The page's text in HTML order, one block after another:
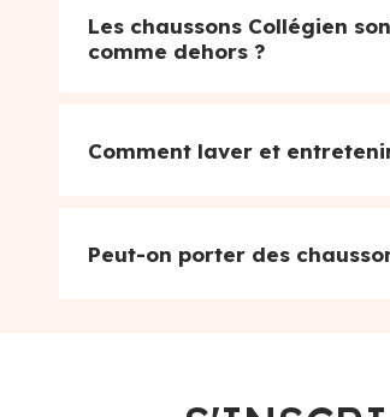
Les chaussons Collégien
comme dehors ?
Comment laver et
Peut-on porter des